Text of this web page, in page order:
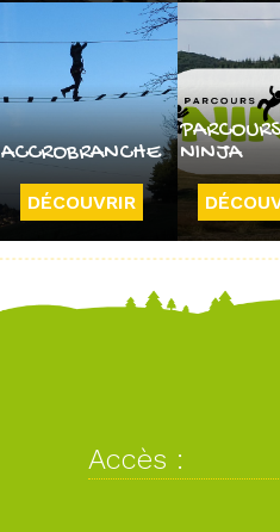
ACCROBRANCHE
DÉCOUVRIR
PARCOURS
NINJA
Accès :